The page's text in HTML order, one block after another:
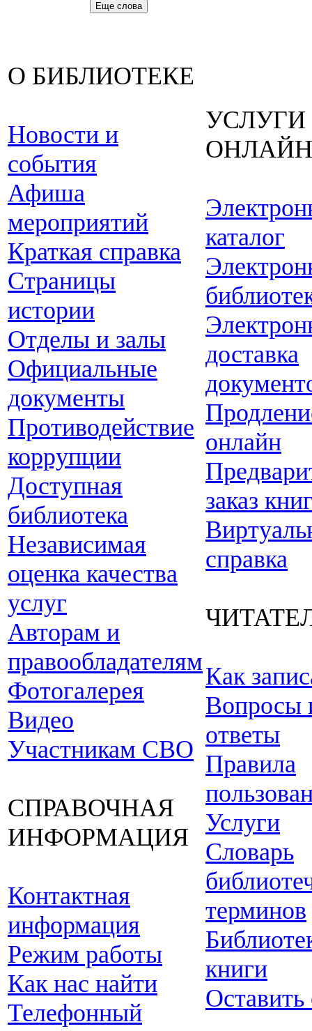
Еще слова
О БИБЛИОТЕКЕ
Новости и
события
Афиша
мероприятий
Краткая справка
Страницы
истории
Отделы и залы
Официальные
документы
Противодействие
коррупции
Доступная
библиотека
Независимая
оценка качества
услуг
Авторам и
правообладателям
Фотогалерея
Видео
Участникам СВО
СПРАВОЧНАЯ
ИНФОРМАЦИЯ
Контактная
информация
Режим работы
Как нас найти
Телефонный
УСЛУГИ
ОНЛАЙН
каталог
доставка
онлайн
заказ
справка
Как
Вопросы
ответы
Правила
Услуги
Словарь
терминов
книги
Оставить